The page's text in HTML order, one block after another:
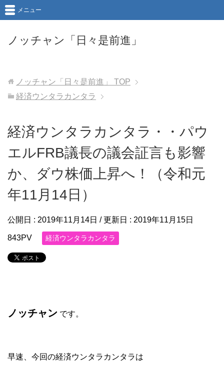
ノッチャン「日々是前進」
メニュー
ノッチャン「日々是前進」
TOP
経済ウンタラカンタラ
経済ウンタラカンタラ・・パウ
エルFRB議長の議会証言も影響
か、ダウ株価上昇へ！（令和元
年11月14日）
公開日 : 2019年11月14日 / 更新日 : 2019年11月15日
843PV 経済ウンタラカンタラ
ノッチャン です。
早速、今回の経済ウンタラカンタラは